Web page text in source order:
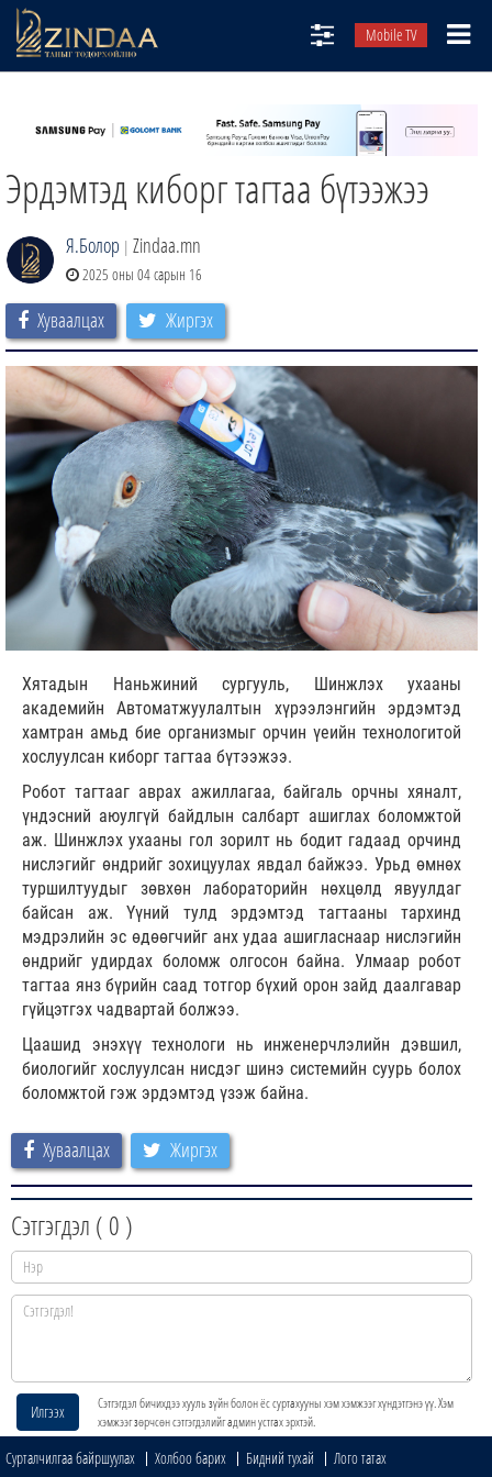
Mobile TV
ТВ8
ӨГЛӨӨНИЙ СОНИН
АУДИО ЗОХИОЛ
ЗИНДАА СЭТГҮҮЛ
Эрдэмтэд киборг тагтаа бүтээжээ
Я.Болор | Zindaa.mn
2025 оны 04 сарын 16
Хуваалцах Жиргэх
Хятадын Наньжиний сургууль, Шинжлэх ухааны
академийн Автоматжуулалтын хүрээлэнгийн эрдэмтэд
хамтран амьд бие организмыг орчин үеийн технологитой
хослуулсан киборг тагтаа бүтээжээ.
Робот тагтааг аврах ажиллагаа, байгаль орчны хяналт,
үндэсний аюулгүй байдлын салбарт ашиглах боломжтой
аж. Шинжлэх ухааны гол зорилт нь бодит гадаад орчинд
нислэгийг өндрийг зохицуулах явдал байжээ. Урьд өмнөх
туршилтуудыг зөвхөн лабораторийн нөхцөлд явуулдаг
байсан аж. Үүний тулд эрдэмтэд тагтааны тархинд
мэдрэлийн эс өдөөгчийг анх удаа ашигласнаар нислэгийн
өндрийг удирдах боломж олгосон байна. Улмаар робот
тагтаа янз бүрийн саад тотгор бүхий орон зайд даалгавар
гүйцэтгэх чадвартай болжээ.
Цаашид энэхүү технологи нь инженерчлэлийн дэвшил,
биологийг хослуулсан нисдэг шинэ системийн суурь болох
боломжтой гэж эрдэмтэд үзэж байна.
Хуваалцах Жиргэх
Сэтгэгдэл ( 0 )
Илгээх
Сэтгэгдэл бичихдээ хууль зүйн болон ёс суртахууны хэм хэмжээг хүндэтгэнэ үү. Хэм
хэмжээг зөрчсөн сэтгэгдэлийг админ устгах эрхтэй.
Сурталчилгаа байршуулах Холбоо барих Бидний тухай
Лого татах